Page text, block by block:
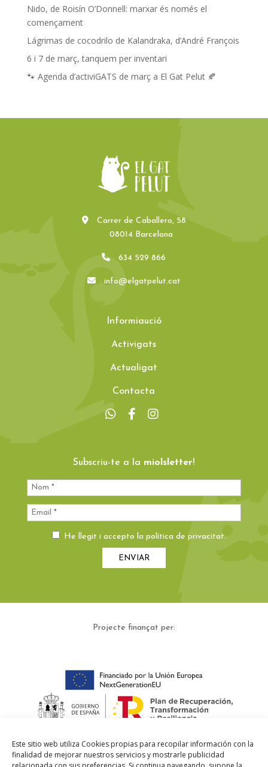
Este sitio web utiliza Cookies propias para recopilar información con la
finalidad de mejorar nuestros servicios y mostrarle publicidad
Nido, de Roisín O’Donnell: marxar és només el
començament
Lágrimas de cocodrilo de Kalandraka, d’André François
6 i 7 de març, tanquem per inventari
🐾 Agenda d’activiGATS de març a El Gat Pelut 🍂
Carrer de Caballero, 58
08014 Barcelona
634 529 866
info@elgatpelut.cat
Informiaució
Activigats
Actualigat
Contacta
Subscriu-te a la miolsletter!
He llegit i accepto lapolítica de privacitat.
Projecte finançat per: